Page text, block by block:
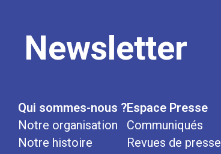
Newsletter
Qui sommes-nous ?
Notre organisation
Notre histoire
Espace Presse
Communiqués
Revues de presse